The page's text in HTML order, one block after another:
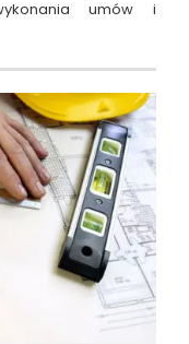
umów i